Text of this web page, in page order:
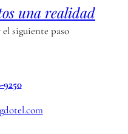
una realidad
siguiente paso
9250